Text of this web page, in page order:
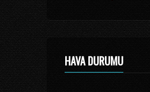
HAVA DURUMU